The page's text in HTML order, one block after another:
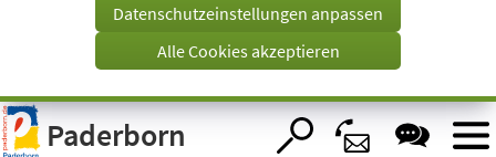
Visuelle
Assistenzsoftware
öffnen.
Tab)
Datenschutzeinstellungen anpassen
Alle Cookies akzeptieren
Paderborn